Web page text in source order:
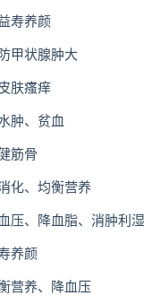
寿养颜
甲状腺肿大
肤瘙痒
肿、贫血
筋骨
化、均衡营养
压、降血脂、消肿利湿
养颜
营养、降血压